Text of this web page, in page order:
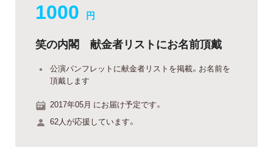
1000 円
笑の内閣 献金者リストにお名前頂戴
公演パンフレットに献金者リストを掲載。お名前を
頂戴します
2017年05月 にお届け予定です。
62人が応援しています。